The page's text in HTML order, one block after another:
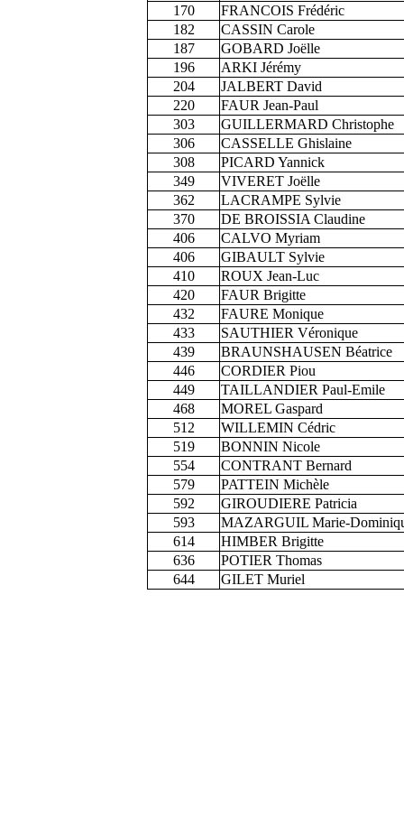
170
FRANCOIS Frédéric
182
CASSIN Carole
187
GOBARD Joëlle
196
ARKI Jérémy
204
JALBERT David
220
FAUR Jean-Paul
303
GUILLERMARD Christophe
306
CASSELLE Ghislaine
308
PICARD Yannick
349
VIVERET Joëlle
362
LACRAMPE Sylvie
370
DE BROISSIA Claudine
406
CALVO Myriam
406
GIBAULT Sylvie
410
ROUX Jean-Luc
420
FAUR Brigitte
432
FAURE Monique
433
SAUTHIER Véronique
439
BRAUNSHAUSEN Béatrice
446
CORDIER Piou
449
TAILLANDIER Paul-Emile
468
MOREL Gaspard
512
WILLEMIN Cédric
519
BONNIN Nicole
554
CONTRANT Bernard
579
PATTEIN Michèle
592
GIROUDIERE Patricia
593
MAZARGUIL Marie-
614
HIMBER Brigitte
636
POTIER Thomas
644
GILET Muriel